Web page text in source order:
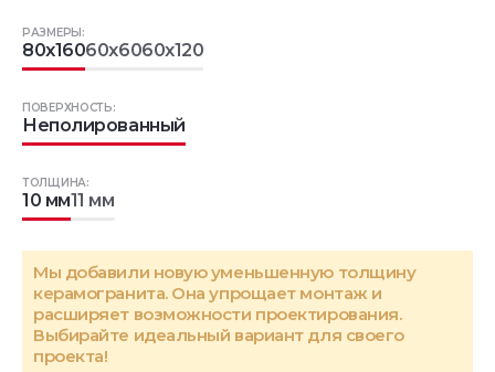
РАЗМЕРЫ:
80x16060x6060x120
ТОЛЩИНА:
10 мм11 мм
ПОВЕРХНОСТЬ:
Неполированный
Мы добавили новую уменьшенную толщину
керамогранита. Она упрощает монтаж и
расширяет возможности проектирования.
Выбирайте идеальный вариант для своего
проекта!